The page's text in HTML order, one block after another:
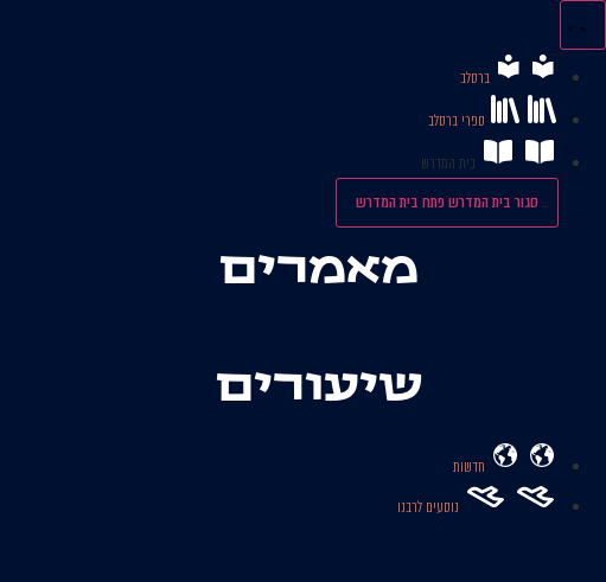
לתוכן
ברסלב
ספרי ברסלב
בית המדרש
סגור בית המדרשפתח בית המדרש
מאמרים
שיעורים
חדשות
נוסעים לרבנו